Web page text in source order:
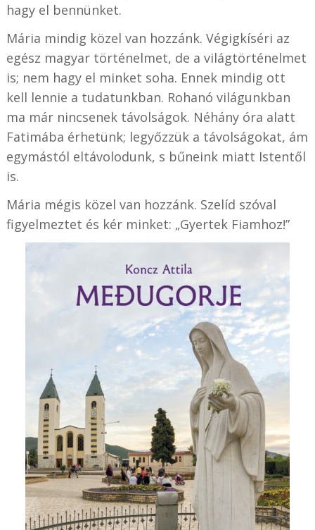
hagy el bennünket.
Mária mindig közel van hozzánk. Végigkíséri az
egész magyar történelmet, de a világtörténelmet
is; nem hagy el minket soha. Ennek mindig ott
kell lennie a tudatunkban. Rohanó világunkban
ma már nincsenek távolságok. Néhány óra alatt
Fatimába érhetünk; legyőzzük a távolságokat, ám
egymástól eltávolodunk, s bűneink miatt Istentől
is.
Mária mégis közel van hozzánk. Szelíd szóval
figyelmeztet és kér minket: „Gyertek Fiamhoz!”